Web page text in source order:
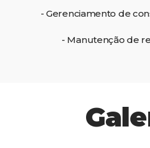
- Gerenciamento de
- Manutenção de